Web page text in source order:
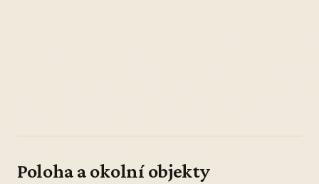
Poloha a okolní objekty